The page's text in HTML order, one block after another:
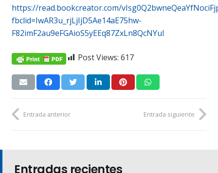
https://read.bookcreator.com/
fbclid=IwAR3u_rjLjIjD5Ae14aE75hw-
F82imF2au9eFGAioS5yEEq87ZxLn8QcNYuI
Post Views: 617
Entrada anterior Entrada siguiente
Entradas recientes